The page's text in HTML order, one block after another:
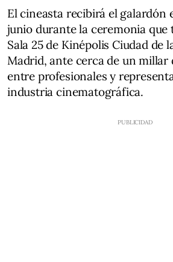
El cineasta recibirá el galardón
junio durante la ceremonia que
Sala 25 de Kinépolis Ciudad de
Madrid, ante cerca de un millar
entre profesionales y
industria cinematográfica.